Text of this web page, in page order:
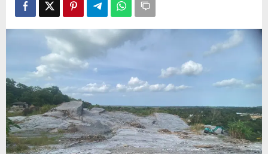
Mata
Kinerja
APH
Dipertanyakan